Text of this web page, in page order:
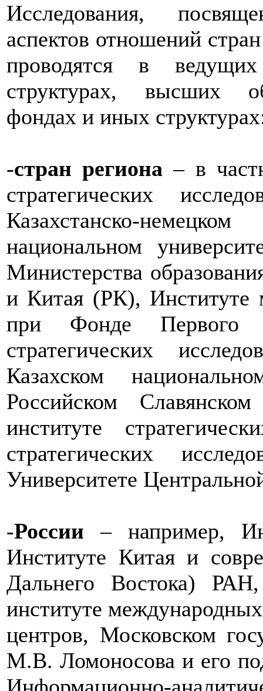
Исследования,
аспектов отношений
проводятся в
структурах, высших
фондах и иных
-стран региона – в
стратегических
Казахстанско-
национальном
Министерства
и Китая (РК), Институте
при Фонде Первого
стратегических
Казахском
Российском
институте
стратегических
Университете
-России – например,
Институте Китая и
Дальнего Востока) РАН,
институте
центров, Московском
М.В. Ломоносова и его